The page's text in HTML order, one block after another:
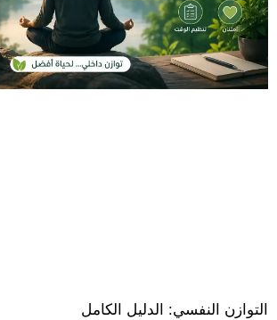
التوازن النفسي: الدليل الكامل